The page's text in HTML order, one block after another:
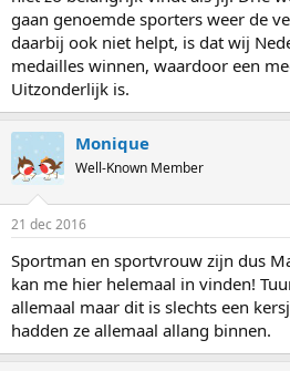
gaan genoemde sporters weer de
daarbij ook niet helpt, is dat wij
medailles winnen, waardoor een
Uitzonderlijk is.
Monique
Well-Known Member
21 dec 2016
Sportman en sportvrouw zijn dus
kan me hier helemaal in vinden!
allemaal maar dit is slechts een
hadden ze allemaal allang binnen.